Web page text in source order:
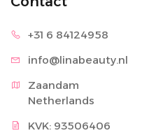
+31 6 84124958
info@linabeauty.nl
Zaandam
Netherlands
KVK: 93506406